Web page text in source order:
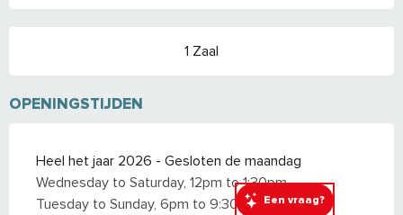
Een vraag?
1 Zaal
OPENINGSTIJDEN
Heel het jaar 2026 - Gesloten de maandag
Wednesday to Saturday, 12pm to 1:30pm.
Tuesday to Sunday, 6pm to 9:30pm.